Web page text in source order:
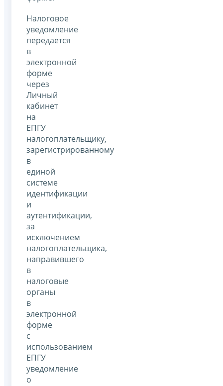
Налоговое
уведомление
передается
в
электронной
форме
через
Личный
кабинет
на
ЕПГУ
налогоплательщику,
зарегистрированному
в
единой
системе
идентификации
и
аутентификации,
за
исключением
налогоплательщика,
направившего
в
налоговые
органы
в
электронной
форме
с
использованием
ЕПГУ
уведомление
о